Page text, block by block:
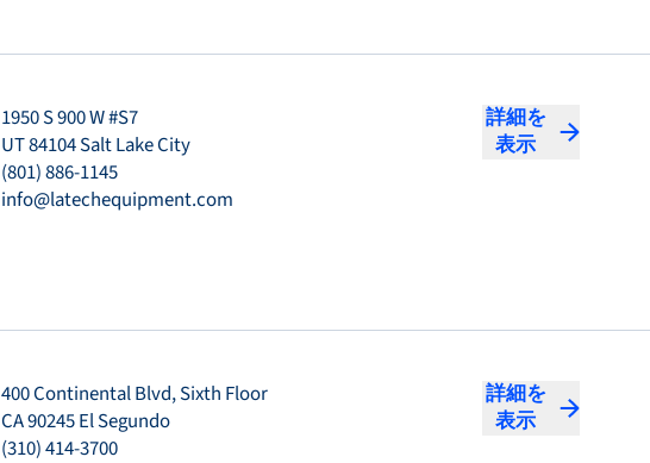
1950 S 900 W #S7
UT 84104 Salt Lake City
(801) 886-1145
info@latechequipment.com
詳細を
表示
400 Continental Blvd, Sixth Floor
CA 90245 El Segundo
(310) 414-3700
詳細を
表示